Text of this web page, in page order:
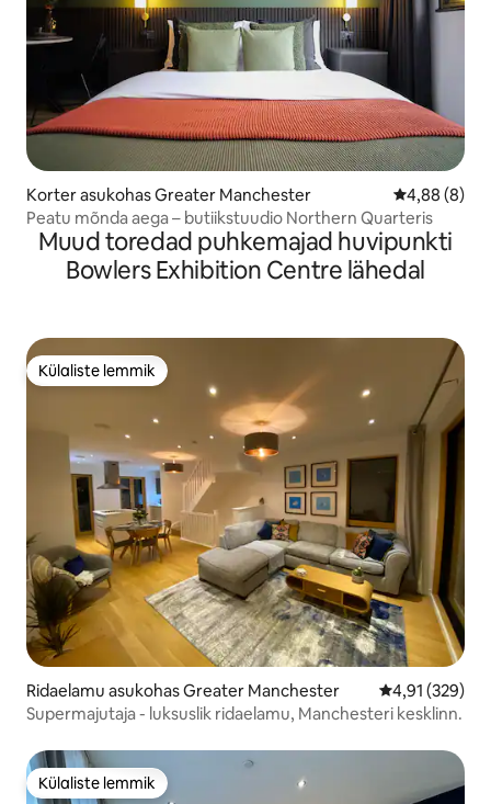
Korter asukohas Greater Manchester Keskmine
4,88 (8)
Peatu mõnda aega – butiikstuudio Northern Quarteris
Muud toredad puhkemajad huvipunkti
Bowlers Exhibition Centre lähedal
Külaliste lemmik
Külaliste lemmik
Ridaelamu asukohas Greater Manchester Keskmine
4,91 (329)
Supermajutaja - luksuslik ridaelamu, Manchesteri kesklinn.
Külaliste lemmik
Külaliste lemmik